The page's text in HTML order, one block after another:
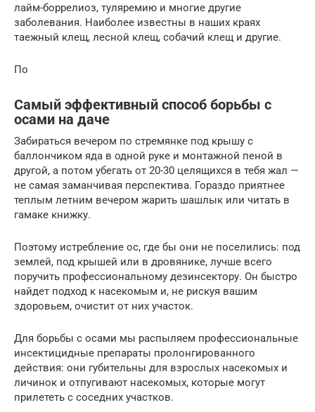
лайм-боррелиоз, туляремию и многие другие
заболевания. Наиболее известны в наших краях
таежный клещ, лесной клещ, собачий клещ и другие.
По
Самый эффективный способ борьбы с
осами на даче
Забираться вечером по стремянке под крышу с
баллончиком яда в одной руке и монтажной пеной в
другой, а потом убегать от 20-30 целящихся в тебя жал —
не самая заманчивая перспектива. Гораздо приятнее
теплым летним вечером жарить шашлык или читать в
гамаке книжку.
Поэтому истребление ос, где бы они не поселились: под
землей, под крышей или в дровянике, лучше всего
поручить профессиональному дезинсектору. Он быстро
найдет подход к насекомым и, не рискуя вашим
здоровьем, очистит от них участок.
Для борьбы с осами мы распыляем профессиональные
инсектицидные препараты пролонгированного
действия: они губительны для взрослых насекомых и
личинок и отпугивают насекомых, которые могут
прилететь с соседних участков.